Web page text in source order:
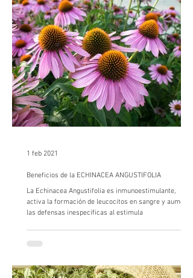
Beneficios de la ECHINACEA ANGUSTIFOLIA
La Echinacea Angustifolia es inmunoestimulante,
activa la formación de leucocitos en sangre y aumenta
las defensas inespecíficas al estimula
1 feb 2021